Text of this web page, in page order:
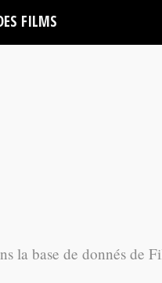
FILMS
la base de donnés de